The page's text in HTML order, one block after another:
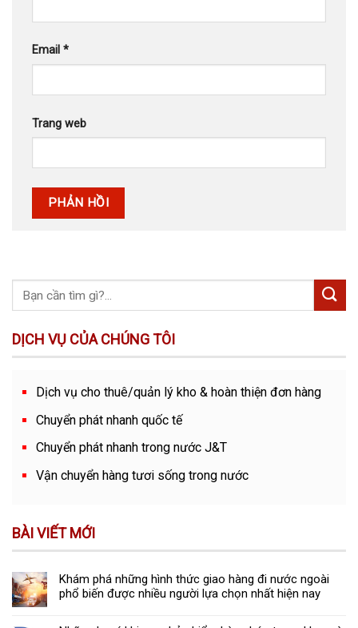
Email *
Trang web
DỊCH VỤ CỦA CHÚNG TÔI
Dịch vụ cho thuê/quản lý kho & hoàn thiện đơn hàng
Chuyển phát nhanh quốc tế
Chuyển phát nhanh trong nước J&T
Vận chuyển hàng tươi sống trong nước
BÀI VIẾT MỚI
Khám phá những hình thức giao hàng đi nước ngoài
phổ biến được nhiều người lựa chọn nhất hiện nay